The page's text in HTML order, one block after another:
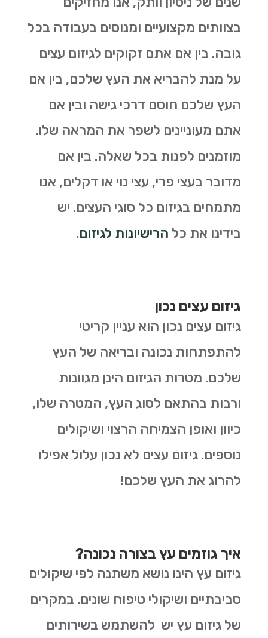
בצוותים מקצועיים ומנוסים בעבודה בכל
גובה. בין אם אתם זקוקים לגיזום עצים
על מנת להבריא את העץ שלכם, בין אם
העץ שלכם חוסם דרכי גישה ובין אם
אתם מעוניינים לשפר את המראה שלו.
מוזמנים לפנות בכל שאלה. בין אם
מדובר בעצי פרי, עצי נוי או דקלים, אנו
מתמחים בגיזום כל סוגי העצים. יש
בידינו את כל הרישיונות לגיזום.
גיזום עצים נכון
גיזום עצים נכון הוא עניין קריטי
להתפתחות נכונה ובריאה של העץ
שלכם. מטרות הגיזום הינן מגוונות
ורבות בהתאם לסוג העץ, המטרה שלו,
כיוון ואופן הצמיחה הרצוי ושיקולים
נוספים. גיזום עצים לא נכון עלול אפילו
להרוג את העץ שלכם!
איך גוזמים עץ בצורה נכונה?
גיזום עץ הינו נושא משתנה לפי שיקולים
סביבתיים ושיקולי טיפוח שונים. במקרים
של גיזום עץ יש להשתמש בשירותים